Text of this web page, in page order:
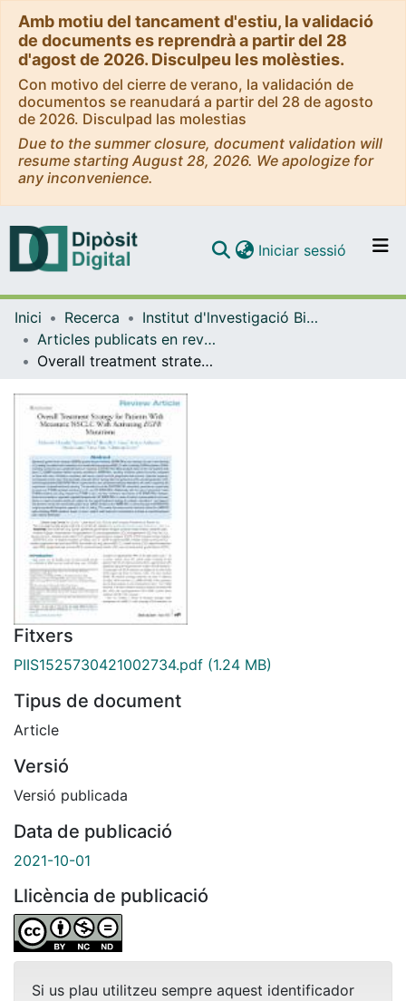
Amb motiu del tancament d'estiu, la validació
de documents es reprendrà a partir del 28
d'agost de 2026. Disculpeu les molèsties.
Con motivo del cierre de verano, la validación de
documentos se reanudará a partir del 28 de agosto
de 2026. Disculpad las molestias
Due to the summer closure, document validation will
resume starting August 28, 2026. We apologize for
any inconvenience.
Navega per tot el DD
Iniciar sessió (current)
Inici Recerca
Institut d'lnvestigació Biomèdica de Bellvitge (IDIBELL)
Articles publicats en revistes (Institut d'lnvestigació Biomèdica de Bellvitge (IDIBELL))
Overall treatment strategy for patients with metastatic NSCLC with activating EGFR mutations
Fitxers
PIIS1525730421002734.pdf (1.24 MB)
Tipus de document
Article
Versió
Versió publicada
Data de publicació
2021-10-01
Llicència de publicació
Si us plau utilitzeu sempre aquest identificador